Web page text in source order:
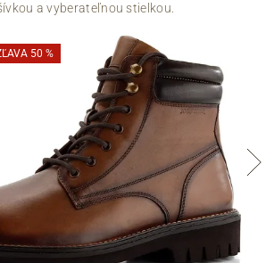
a vyberateľnou stielkou.
50 %